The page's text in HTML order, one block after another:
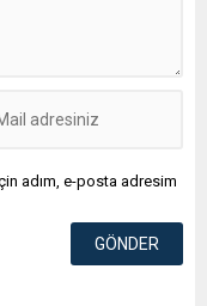
adım, e-posta adresim